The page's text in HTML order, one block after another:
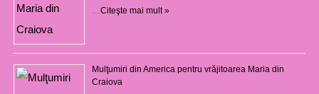
Citeşte mai mult »
Mulţumiri din America pentru vrăjitoarea Maria din
Craiova